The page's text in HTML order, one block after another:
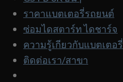
ราคาแบตเตอรี่รถยนต์
ซ่อมไดสตาร์ท ไดชาร์จ
ความรู้เกียวกับแบตเตอรี่
ติดต่อเรา/สาขา